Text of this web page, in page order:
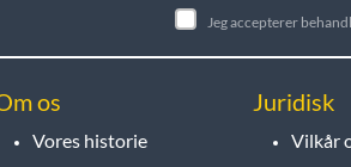
Jeg accepterer
os
Vores historie
Juridisk
Vilkår